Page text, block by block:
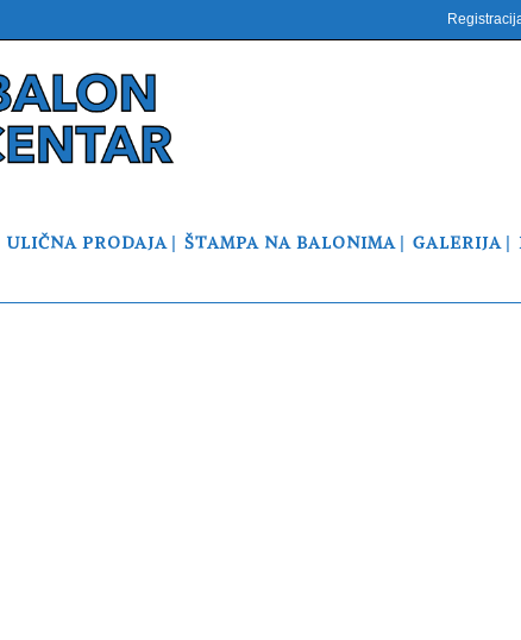
ULIČNA PRODAJA ŠTAMPA NA BALONIMA GALERIJA